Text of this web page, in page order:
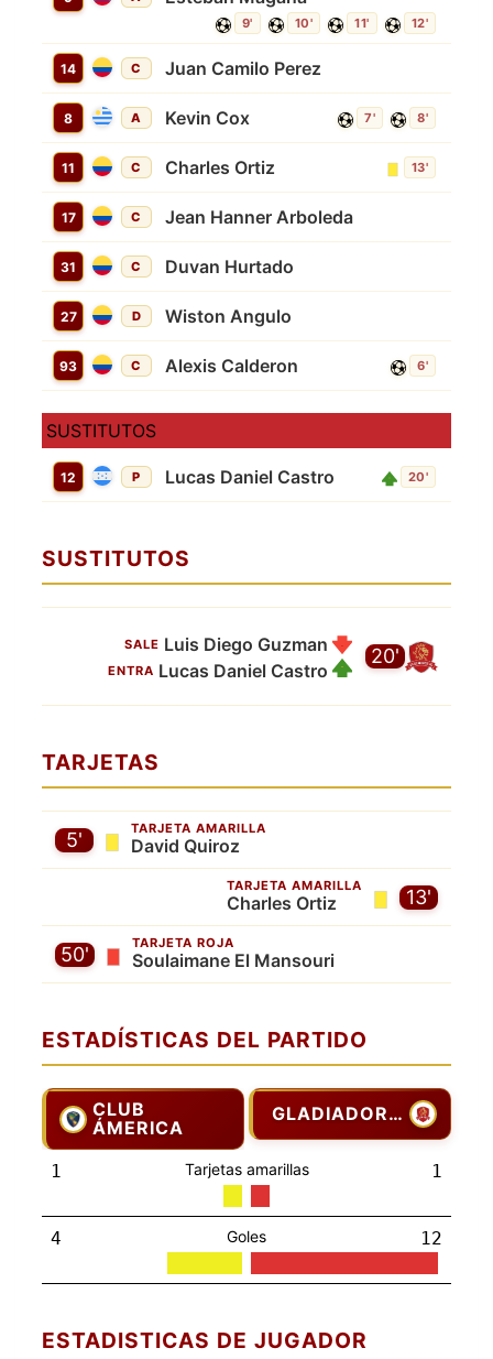
9' 10' 11' 12'
14 C Juan Camilo Perez
8 A Kevin Cox 7' 8'
11 C Charles Ortiz 13'
17 C Jean Hanner Arboleda
31 C Duvan Hurtado
27 D Wiston Angulo
93 C Alexis Calderon 6'
SUSTITUTOS
12 P Lucas Daniel Castro 20'
SUSTITUTOS
20'
SALE Luis Diego Guzman
ENTRA Lucas Daniel Castro
TARJETAS
TARJETA AMARILLA
David Quiroz
5'
13'
TARJETA AMARILLA
Charles Ortiz
TARJETA ROJA
Soulaimane El Mansouri
50'
ESTADÍSTICAS DEL PARTIDO
CLUB
ÁMERICA
GLADIADORES
1 Tarjetas amarillas 1
4 Goles 12
ESTADISTICAS DE JUGADOR